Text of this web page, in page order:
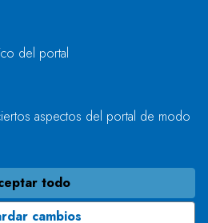
del portal
aspectos del portal de modo
todo
cambios